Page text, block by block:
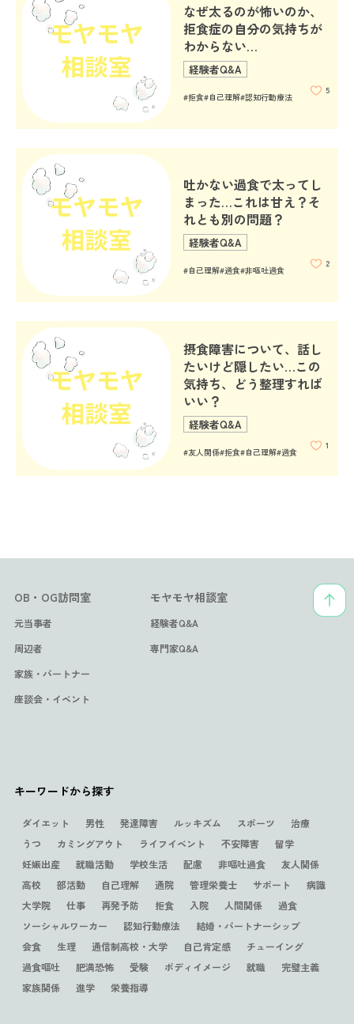
#ボディイメージ #完璧主義
#家族関係 #進学 #栄養指導
なぜ太るのが怖いのか、
拒食症の自分の気持ちが
わからない…
経験者Q&A
#拒食#自己理解#認知行動療法
5
吐かない過食で太ってし
まった…これは甘え？そ
れとも別の問題？
経験者Q&A
#自己理解#過食#非嘔吐過食
2
摂食障害について、話し
たいけど隠したい…この
気持ち、どう整理すれば
いい？
経験者Q&A
#友人関係#拒食#自己理解#過食
1
OB・OG訪問室
元当事者
周辺者
家族・パートナー
座談会・イベント
モヤモヤ相談室
経験者Q&A
専門家Q&A
キーワードから探す
ダイエット 男性 発達障害 ルッキズム スポーツ
治療
うつ
カミングアウト ライフイベント 不安障害
留学
妊娠出産
就職活動 学校生活 配慮 非嘔吐過食
友人関係
高校
部活動 自己理解 通院 管理栄養士 サポート
病識
大学院
仕事 再発予防 拒食 入院 人間関係
過食
ソーシャルワーカー
認知行動療法
結婚・パートナーシップ
会食
生理 通信制高校・大学 自己肯定感
チューイング
過食嘔吐
肥満恐怖 受験 ボディイメージ 就職
完璧主義
家族関係
進学 栄養指導